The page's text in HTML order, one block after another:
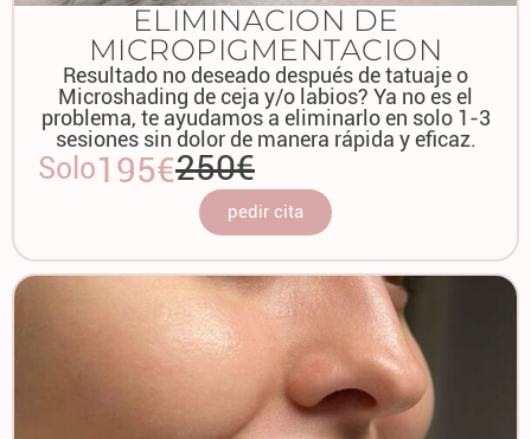
ELIMINACION DE
MICROPIGMENTACION
Resultado no deseado después de tatuaje o
Microshading de ceja y/o labios? Ya no es el
problema, te ayudamos a eliminarlo en solo 1-3
sesiones sin dolor de manera rápida y eficaz.
Solo195€250€
pedir cita